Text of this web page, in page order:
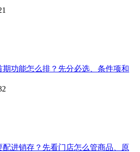
期功能怎么排？先分必选、条件项和
配进销存？先看门店怎么管商品、原